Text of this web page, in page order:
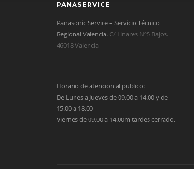
PANASERVICE
Panasonic Service – Servicio Técnico
Regional Valencia. C/ Linares Nº5 Bajos.
46018 Valencia
Horario de atención al público:
De Lunes a Jueves de 09.00 a 14.00 y de
15.00 a 18.00
Viernes de 09.00 a 14.00m tardes cerrado.